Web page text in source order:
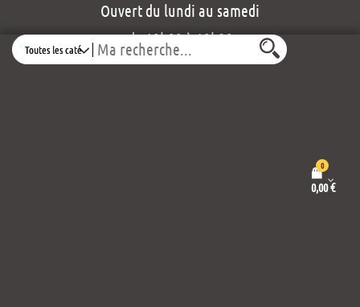
Search
0
0,00€
Ouvert du lundi au samedi
de 10h00 à 19h30
Découvrez notre projet éditorial :